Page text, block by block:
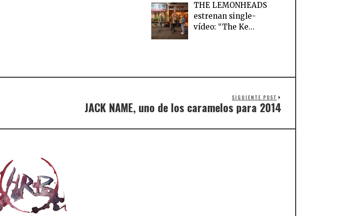
THE LEMONHEADS
estrenan single-
vídeo: “The Ke…
SIGUIENTE POST
JACK NAME, uno de los caramelos para 2014